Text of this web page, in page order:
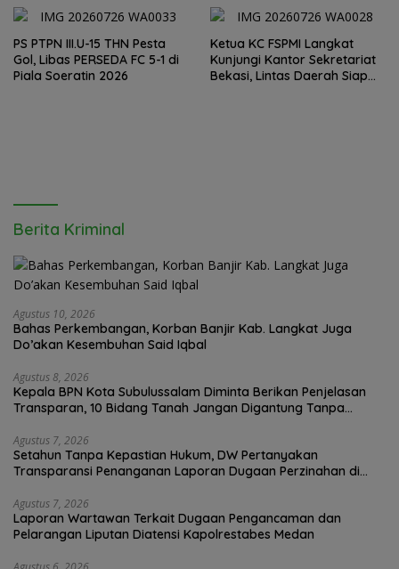
PS PTPN III.U-15 THN Pesta
Gol, Libas PERSEDA FC 5-1 di
Piala Soeratin 2026
Ketua KC FSPMI Langkat
Kunjungi Kantor Sekretariat
Bekasi, Lintas Daerah Siap
Berita Kriminal
Agustus 10, 2026
Bahas Perkembangan, Korban Banjir Kab. Langkat Juga
Do’akan Kesembuhan Said Iqbal
Agustus 8, 2026
Kepala BPN Kota Subulussalam Diminta Berikan Penjelasan
Transparan, 10 Bidang Tanah Jangan Digantung Tanpa
Agustus 7, 2026
Setahun Tanpa Kepastian Hukum, DW Pertanyakan
Transparansi Penanganan Laporan Dugaan Perzinahan di
Agustus 7, 2026
Laporan Wartawan Terkait Dugaan Pengancaman dan
Pelarangan Liputan Diatensi Kapolrestabes Medan